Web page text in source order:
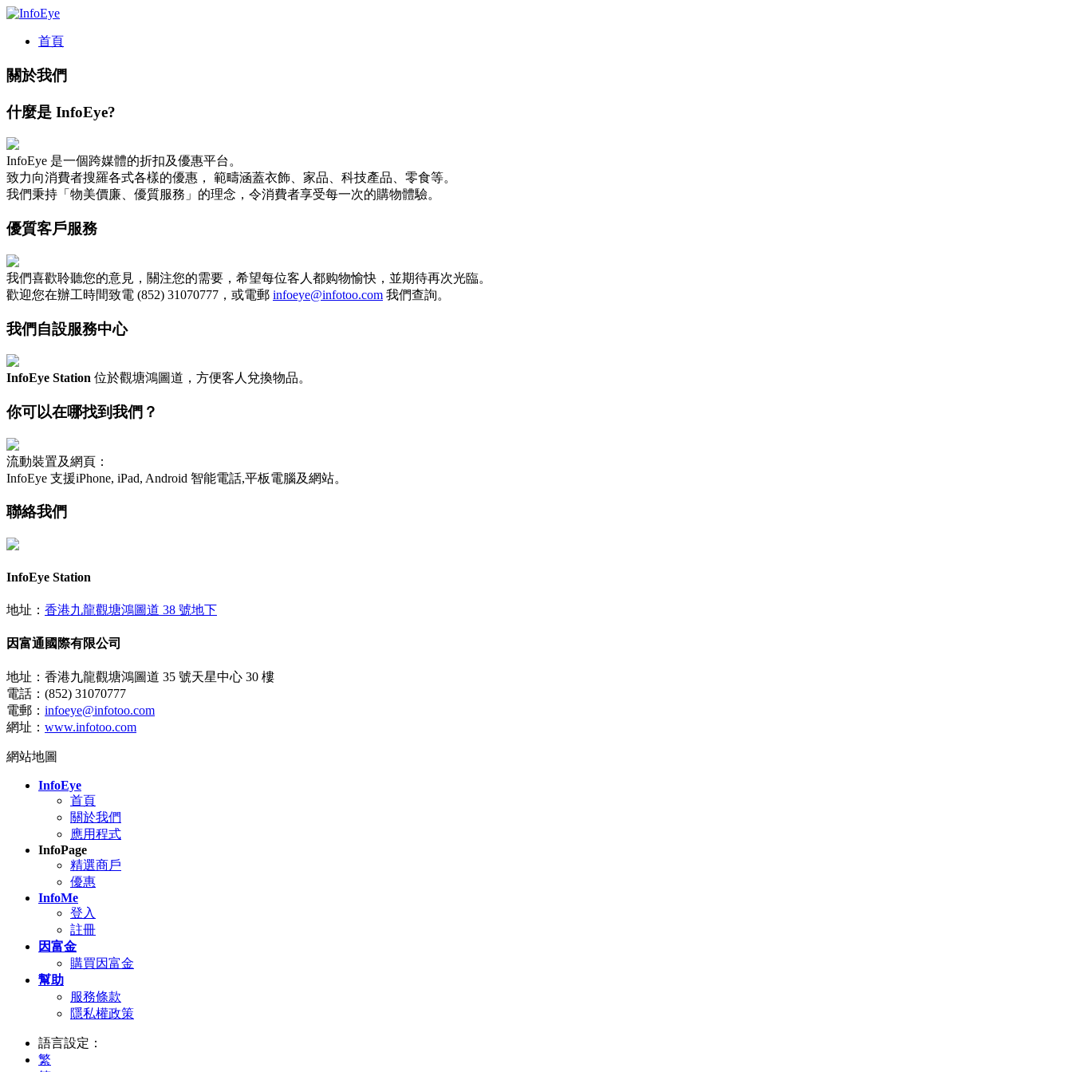
首頁
關於我們
什麼是 InfoEye?
InfoEye 是一個跨媒體的折扣及優惠平台。
致力向消費者搜羅各式各樣的優惠， 範疇涵蓋衣飾、家品、科技產品、零食等。
我們秉持「物美價廉、優質服務」的理念，令消費者享受每一次的購物體驗。
優質客戶服務
我們喜歡聆聽您的意見，關注您的需要，希望每位客人都购物愉快，並期待再次光臨。
歡迎您在辦工時間致電 (852) 31070777，或電郵 infoeye@infotoo.com 我們查詢。
我們自設服務中心
InfoEye Station 位於觀塘鴻圖道，方便客人兌換物品。
你可以在哪找到我們？
流動裝置及網頁：
InfoEye 支援iPhone, iPad, Android 智能電話,平板電腦及網站。
聯絡我們
InfoEye Station
地址： 香港九龍觀塘鴻圖道 38 號地下
因富通國際有限公司
地址：香港九龍觀塘鴻圖道 35 號天星中心 30 樓
電話：(852) 31070777
電郵： infoeye@infotoo.com
網址： www.infotoo.com
網站地圖
InfoEye
首頁
關於我們
應用程式
InfoPage
精選商戶
優惠
InfoMe
登入
註冊
因富金
購買因富金
幫助
服務條款
隱私權政策
語言設定：
繁